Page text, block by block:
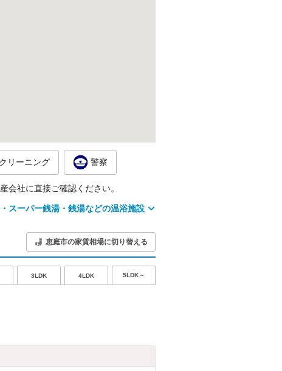
クリーニング 警察
会社に直接ご確認ください。
スーパー銭湯・銭湯などの温浴施設
恵庭市の家賃相場に切り替える
3LDK 4LDK 5LDK～